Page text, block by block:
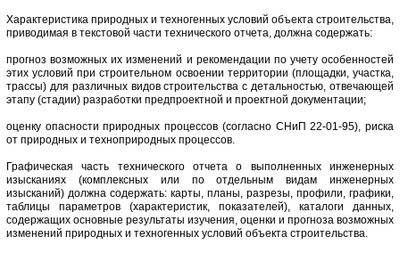
Характеристика природных и техногенных условий объекта строительства,
приводимая в текстовой части технического отчета, должна содержать:
прогноз возможных их изменений и рекомендации по учету особенностей
этих условий при строительном освоении территории (площадки, участка,
трассы) для различных видов строительства с детальностью, отвечающей
этапу (стадии) разработки предпроектной и проектной документации;
оценку опасности природных процессов (согласно СНиП 22-01-95), риска
от природных и техноприродных процессов.
Графическая часть технического отчета о выполненных инженерных
изысканиях (комплексных или по отдельным видам инженерных
изысканий) должна содержать: карты, планы, разрезы, профили, графики,
таблицы параметров (характеристик, показателей), каталоги данных,
содержащих основные результаты изучения, оценки и прогноза возможных
изменений природных и техногенных условий объекта строительства.